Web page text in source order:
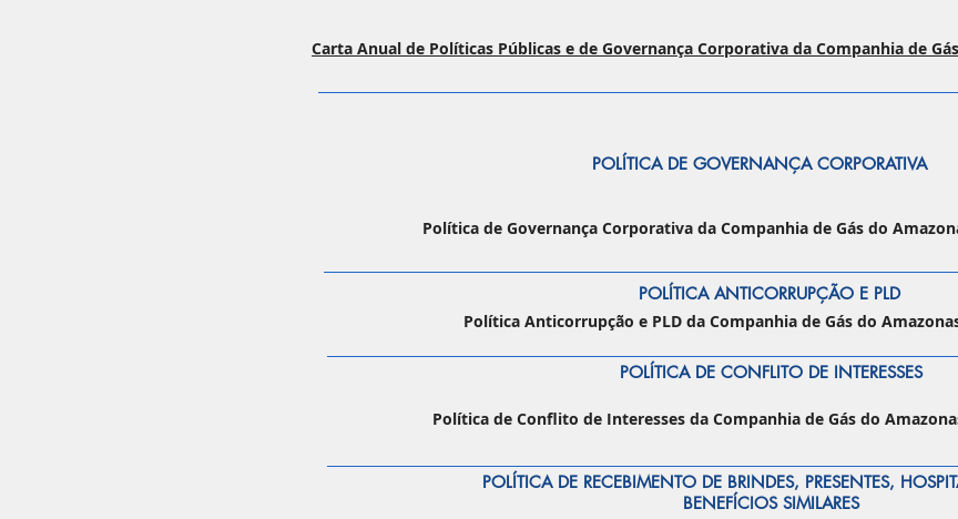
Carta Anual de Políticas Públicas e de Governança Corporativa da Companhia de
POLÍTICA DE GOVERNANÇA CORPORATIVA
Política de Governança Corporativa da Companhia de Gás do
POLÍTICA ANTICORRUPÇÃO E PLD
Política Anticorrupção e PLD da Companhia de Gás do
POLÍTICA DE CONFLITO DE INTERESSES
Política de Conflito de Interesses da Companhia de Gás do
POLÍTICA DE RECEBIMENTO DE BRINDES, PRESENTES,
BENEFÍCIOS SIMILARES